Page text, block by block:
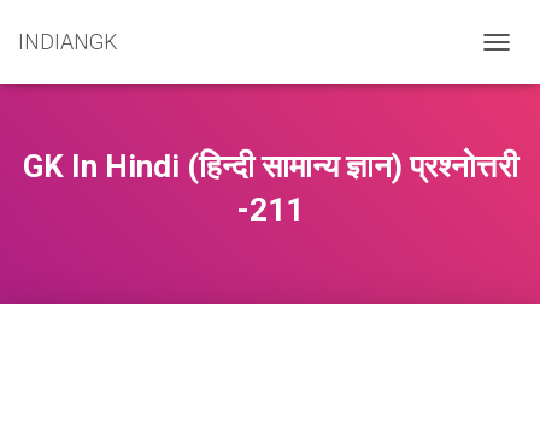
INDIANGK
O
E
GK In Hindi (हिन्दी सामान्य ज्ञान) प्रश्नोत्तरी
-211